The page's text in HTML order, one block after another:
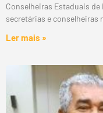
Conselheiras Estaduais
secretárias e conselheiras
Ler mais »